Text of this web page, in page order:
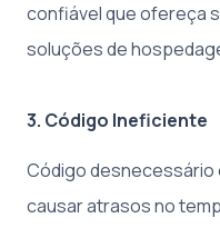
confiável que ofereça
soluções de
3. Código Ineficiente
Código desnecessário
causar atrasos no